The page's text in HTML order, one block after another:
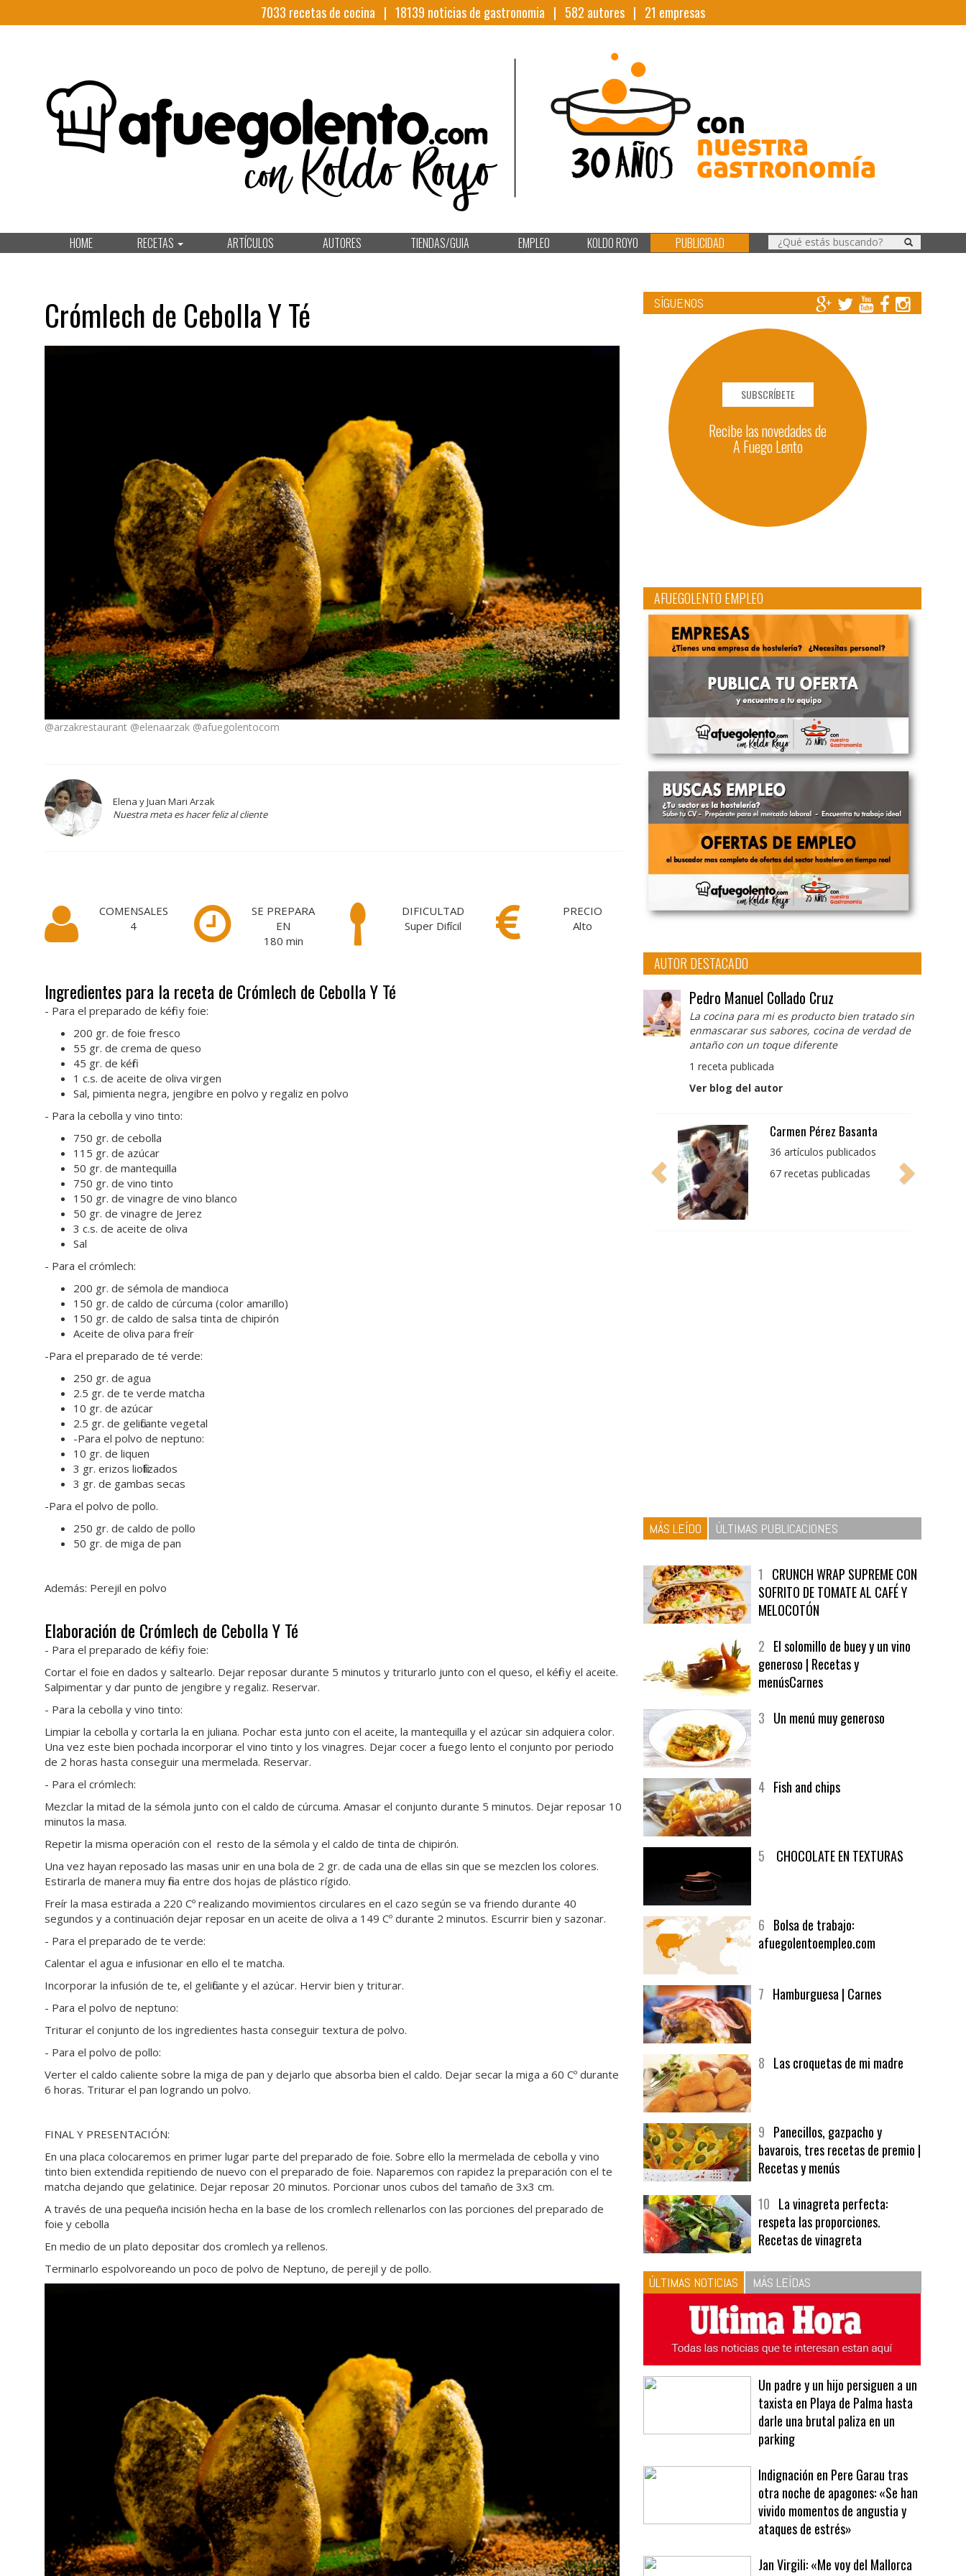
7033 recetas de cocina | 18139 noticias de gastronomia | 582 autores | 21 empresas
HOME RECETAS ARTÍCULOS AUTORES TIENDAS/GUIA EMPLEO KOLDO ROYO PUBLICIDAD
Crómlech de Cebolla Y Té
@arzakrestaurant @elenaarzak @afuegolentocom
Elena y Juan Mari Arzak
Nuestra meta es hacer feliz al cliente
COMENSALES
4
SE PREPARA
EN
180 min
DIFICULTAD
Super Difícil
PRECIO
Alto
Ingredientes para la receta de Crómlech de Cebolla Y Té
- Para el preparado de kéfir y foie:
200 gr. de foie fresco
55 gr. de crema de queso
45 gr. de kéfir
1 c.s. de aceite de oliva virgen
Sal, pimienta negra, jengibre en polvo y regaliz en polvo
- Para la cebolla y vino tinto:
750 gr. de cebolla
115 gr. de azúcar
50 gr. de mantequilla
750 gr. de vino tinto
150 gr. de vinagre de vino blanco
50 gr. de vinagre de Jerez
3 c.s. de aceite de oliva
Sal
- Para el crómlech:
200 gr. de sémola de mandioca
150 gr. de caldo de cúrcuma (color amarillo)
150 gr. de caldo de salsa tinta de chipirón
Aceite de oliva para freír
-Para el preparado de té verde:
250 gr. de agua
2.5 gr. de te verde matcha
10 gr. de azúcar
2.5 gr. de gelificante vegetal
-Para el polvo de neptuno:
10 gr. de liquen
3 gr. erizos liofilizados
3 gr. de gambas secas
-Para el polvo de pollo.
250 gr. de caldo de pollo
50 gr. de miga de pan
Además: Perejil en polvo
Elaboración de Crómlech de Cebolla Y Té
- Para el preparado de kéfir y foie:
Cortar el foie en dados y saltearlo. Dejar reposar durante 5 minutos y triturarlo junto con el queso, el kéfir y el aceite.
Salpimentar y dar punto de jengibre y regaliz. Reservar.
- Para la cebolla y vino tinto:
Limpiar la cebolla y cortarla la en juliana. Pochar esta junto con el aceite, la mantequilla y el azúcar sin adquiera color.
Una vez este bien pochada incorporar el vino tinto y los vinagres. Dejar cocer a fuego lento el conjunto por periodo
de 2 horas hasta conseguir una mermelada. Reservar.
- Para el crómlech:
Mezclar la mitad de la sémola junto con el caldo de cúrcuma. Amasar el conjunto durante 5 minutos. Dejar reposar 10
minutos la masa.
Repetir la misma operación con el resto de la sémola y el caldo de tinta de chipirón.
Una vez hayan reposado las masas unir en una bola de 2 gr. de cada una de ellas sin que se mezclen los colores.
Estirarla de manera muy fina entre dos hojas de plástico rígido.
Freír la masa estirada a 220 Cº realizando movimientos circulares en el cazo según se va friendo durante 40
segundos y a continuación dejar reposar en un aceite de oliva a 149 Cº durante 2 minutos. Escurrir bien y sazonar.
- Para el preparado de te verde:
Calentar el agua e infusionar en ello el te matcha.
Incorporar la infusión de te, el gelificante y el azúcar. Hervir bien y triturar.
- Para el polvo de neptuno:
Triturar el conjunto de los ingredientes hasta conseguir textura de polvo.
- Para el polvo de pollo:
Verter el caldo caliente sobre la miga de pan y dejarlo que absorba bien el caldo. Dejar secar la miga a 60 Cº durante
6 horas. Triturar el pan logrando un polvo.
FINAL Y PRESENTACIÓN:
En una placa colocaremos en primer lugar parte del preparado de foie. Sobre ello la mermelada de cebolla y vino
tinto bien extendida repitiendo de nuevo con el preparado de foie. Naparemos con rapidez la preparación con el te
matcha dejando que gelatinice. Dejar reposar 20 minutos. Porcionar unos cubos del tamaño de 3x3 cm.
A través de una pequeña incisión hecha en la base de los cromlech rellenarlos con las porciones del preparado de
foie y cebolla
En medio de un plato depositar dos cromlech ya rellenos.
Terminarlo espolvoreando un poco de polvo de Neptuno, de perejil y de pollo.
SÍGUENOS
SUBSCRÍBETE
Recibe las novedades de
A Fuego Lento
AFUEGOLENTO EMPLEO
AUTOR DESTACADO
Pedro Manuel Collado Cruz
La cocina para mi es producto bien tratado sin
enmascarar sus sabores, cocina de verdad de
antaño con un toque diferente
1 receta publicada
Ver blog del autor
Pedro Manuel Collado
Cruz
producto bien tratado
MÁS LEÍDO ÚLTIMAS PUBLICACIONES
SOFRITO DE TOMATE AL CAFÉ Y
MELOCOTÓN
generoso | Recetas y
afuegolentoempleo.com
bavarois, tres recetas de premio |
Recetas y menús
respeta las proporciones.
Recetas de vinagreta
ÚLTIMAS NOTICIAS MÁS LEÍDAS
Un padre y un hijo persiguen a un
darle una brutal paliza en un
parking
Indignación en Pere Garau tras
vivido momentos de angustia y